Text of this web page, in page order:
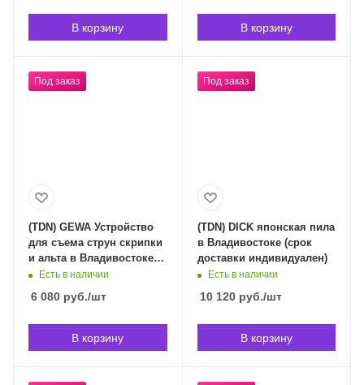
В корзину В корзину
Под заказ
(TDN) GEWA Устройство
для съема струн скрипки
и альта в Владивостоке
(срок доставки
Есть в наличии
6 080 руб./шт
В корзину
Под заказ
(TDN) DICK японская пила
в Владивостоке (срок
доставки индивидуален)
Есть в наличии
10 120руб./шт
В корзину